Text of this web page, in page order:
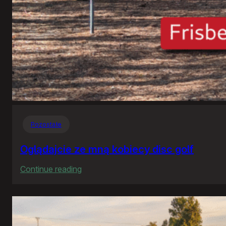
Pozostałe
Oglądajcie ze mną kobiecy disc golf
Continue reading
ze
kobiecy